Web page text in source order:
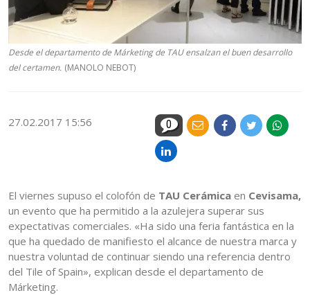
Desde el departamento de Márketing de TAU ensalzan el buen desarrollo
del certamen. (MANOLO NEBOT)
27.02.2017 15:56 0
El viernes supuso el colofón de TAU Cerámica en Cevisama,
un evento que ha permitido a la azulejera superar sus
expectativas comerciales. «Ha sido una feria fantástica en la
que ha quedado de manifiesto el alcance de nuestra marca y
nuestra voluntad de continuar siendo una referencia dentro
del Tile of Spain», explican desde el departamento de
Márketing.